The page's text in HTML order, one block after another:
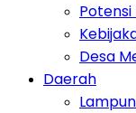
Potensi
Desa
Daerah